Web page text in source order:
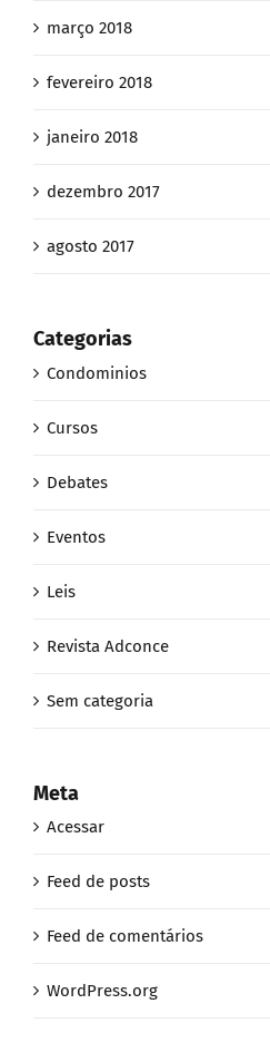
março 2018
fevereiro 2018
janeiro 2018
dezembro 2017
agosto 2017
Categorias
Condominios
Cursos
Debates
Eventos
Leis
Revista Adconce
Sem categoria
Meta
Acessar
Feed de posts
Feed de comentários
WordPress.org